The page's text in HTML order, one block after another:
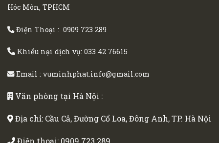
Hóc Môn, TPHCM
Điện Thoại : 0909 723 289
Khiếu nại dịch vụ: 033 42 76615
Email : vuminhphat.info@gmail.com
Văn phòng tại Hà Nội :
Địa chỉ: Cầu Cả, Đường Cổ Loa, Đông Anh, TP. Hà Nội
Điện thoại: 0909 723 289